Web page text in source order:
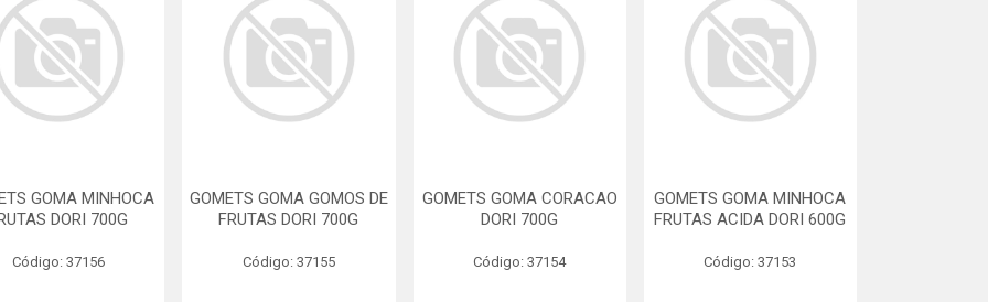
GOMA MINHOCA
DORI 700G
Código: 37156
GOMETS GOMA GOMOS DE
FRUTAS DORI 700G
Código: 37155
GOMETS GOMA CORACAO
DORI 700G
Código: 37154
GOMETS GOMA MINHOCA
FRUTAS ACIDA DORI 600G
Código: 37153